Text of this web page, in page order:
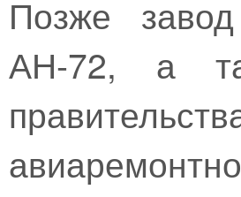
Позже
АН-72, а